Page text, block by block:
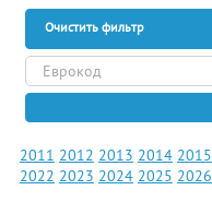
Очистить фильтр
2011 2012 2013 2014 2015
2022 2023 2024 2025 2026